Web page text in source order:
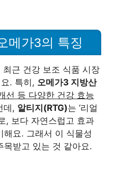
메가3의 특징
최근 건강 보조 식품 시장
. 특히, 오메가3 지방산
선 등 다양한 건강 효능
데, 알티지(RTG)는 ‘리얼
, 보다 자연스럽고 효과
요. 그래서 이 식물성
목받고 있는 것 같아요.